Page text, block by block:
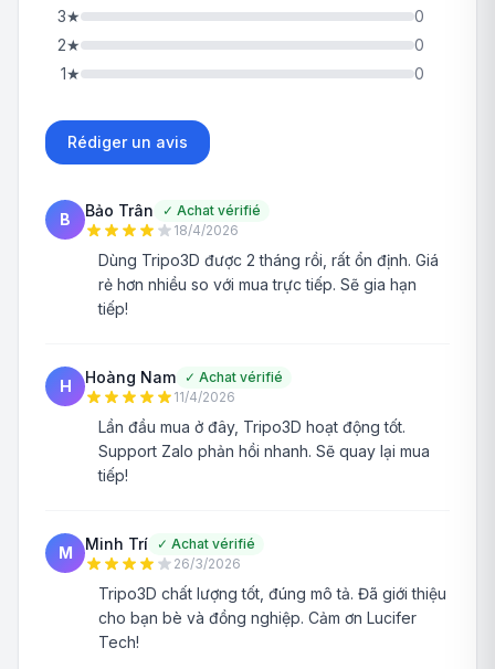
3★
0
2★
0
1★ 0
Rédiger un avis
B Bảo Trân ✓ Achat vérifié
18/4/2026
Dùng Tripo3D được 2 tháng rồi, rất ổn định. Giá
rẻ hơn nhiều so với mua trực tiếp. Sẽ gia hạn
tiếp!
H Hoàng Nam ✓ Achat vérifié
11/4/2026
Lần đầu mua ở đây, Tripo3D hoạt động tốt.
Support Zalo phản hồi nhanh. Sẽ quay lại mua
tiếp!
M Minh Trí ✓ Achat vérifié
26/3/2026
Tripo3D chất lượng tốt, đúng mô tả. Đã giới thiệu
cho bạn bè và đồng nghiệp. Cảm ơn Lucifer
Tech!